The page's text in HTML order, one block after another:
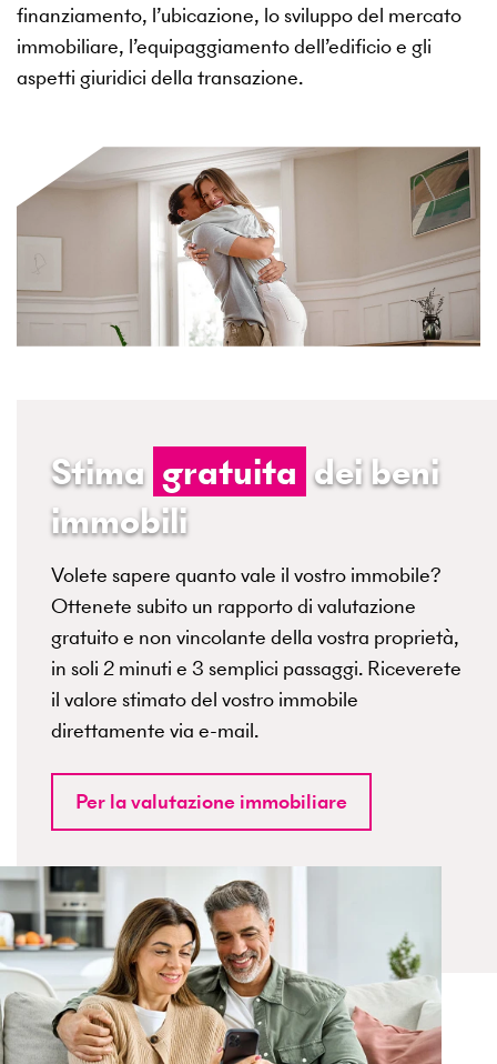
finanziamento, l’ubicazione, lo sviluppo del mercato
immobiliare, l’equipaggiamento dell’edificio e gli
aspetti giuridici della transazione.
Stima gratuita dei beni
immobili
Volete sapere quanto vale il vostro immobile?
Ottenete subito un rapporto di valutazione
gratuito e non vincolante della vostra proprietà,
in soli 2 minuti e 3 semplici passaggi. Riceverete
il valore stimato del vostro immobile
direttamente via e-mail.
Per la valutazione immobiliare